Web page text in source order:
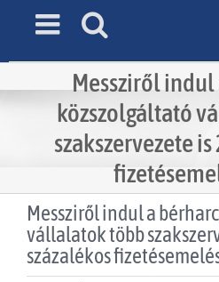
Messziről indul
közszolgáltató
szakszervezete
Messziről indul a
vállalatok több
százalékos